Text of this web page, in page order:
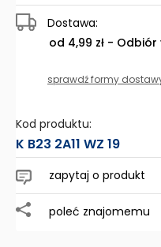
Dostawa:
od 4,99 zł - Odbiór
Cena nie zawiera
sprawdź formy
Kod produktu:
K B23 2A11 WZ 19
zapytaj o produkt
poleć znajomemu